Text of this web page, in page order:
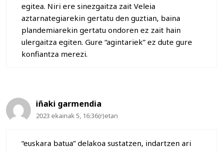
egitea. Niri ere sinezgaitza zait Veleia
aztarnategiarekin gertatu den guztian, baina
plandemiarekin gertatu ondoren ez zait hain
ulergaitza egiten. Gure “agintariek” ez dute gure
konfiantza merezi.
iñaki garmendia
2023 ekainak 5, 16:36(r)etan
“euskara batua” delakoa sustatzen, indartzen ari